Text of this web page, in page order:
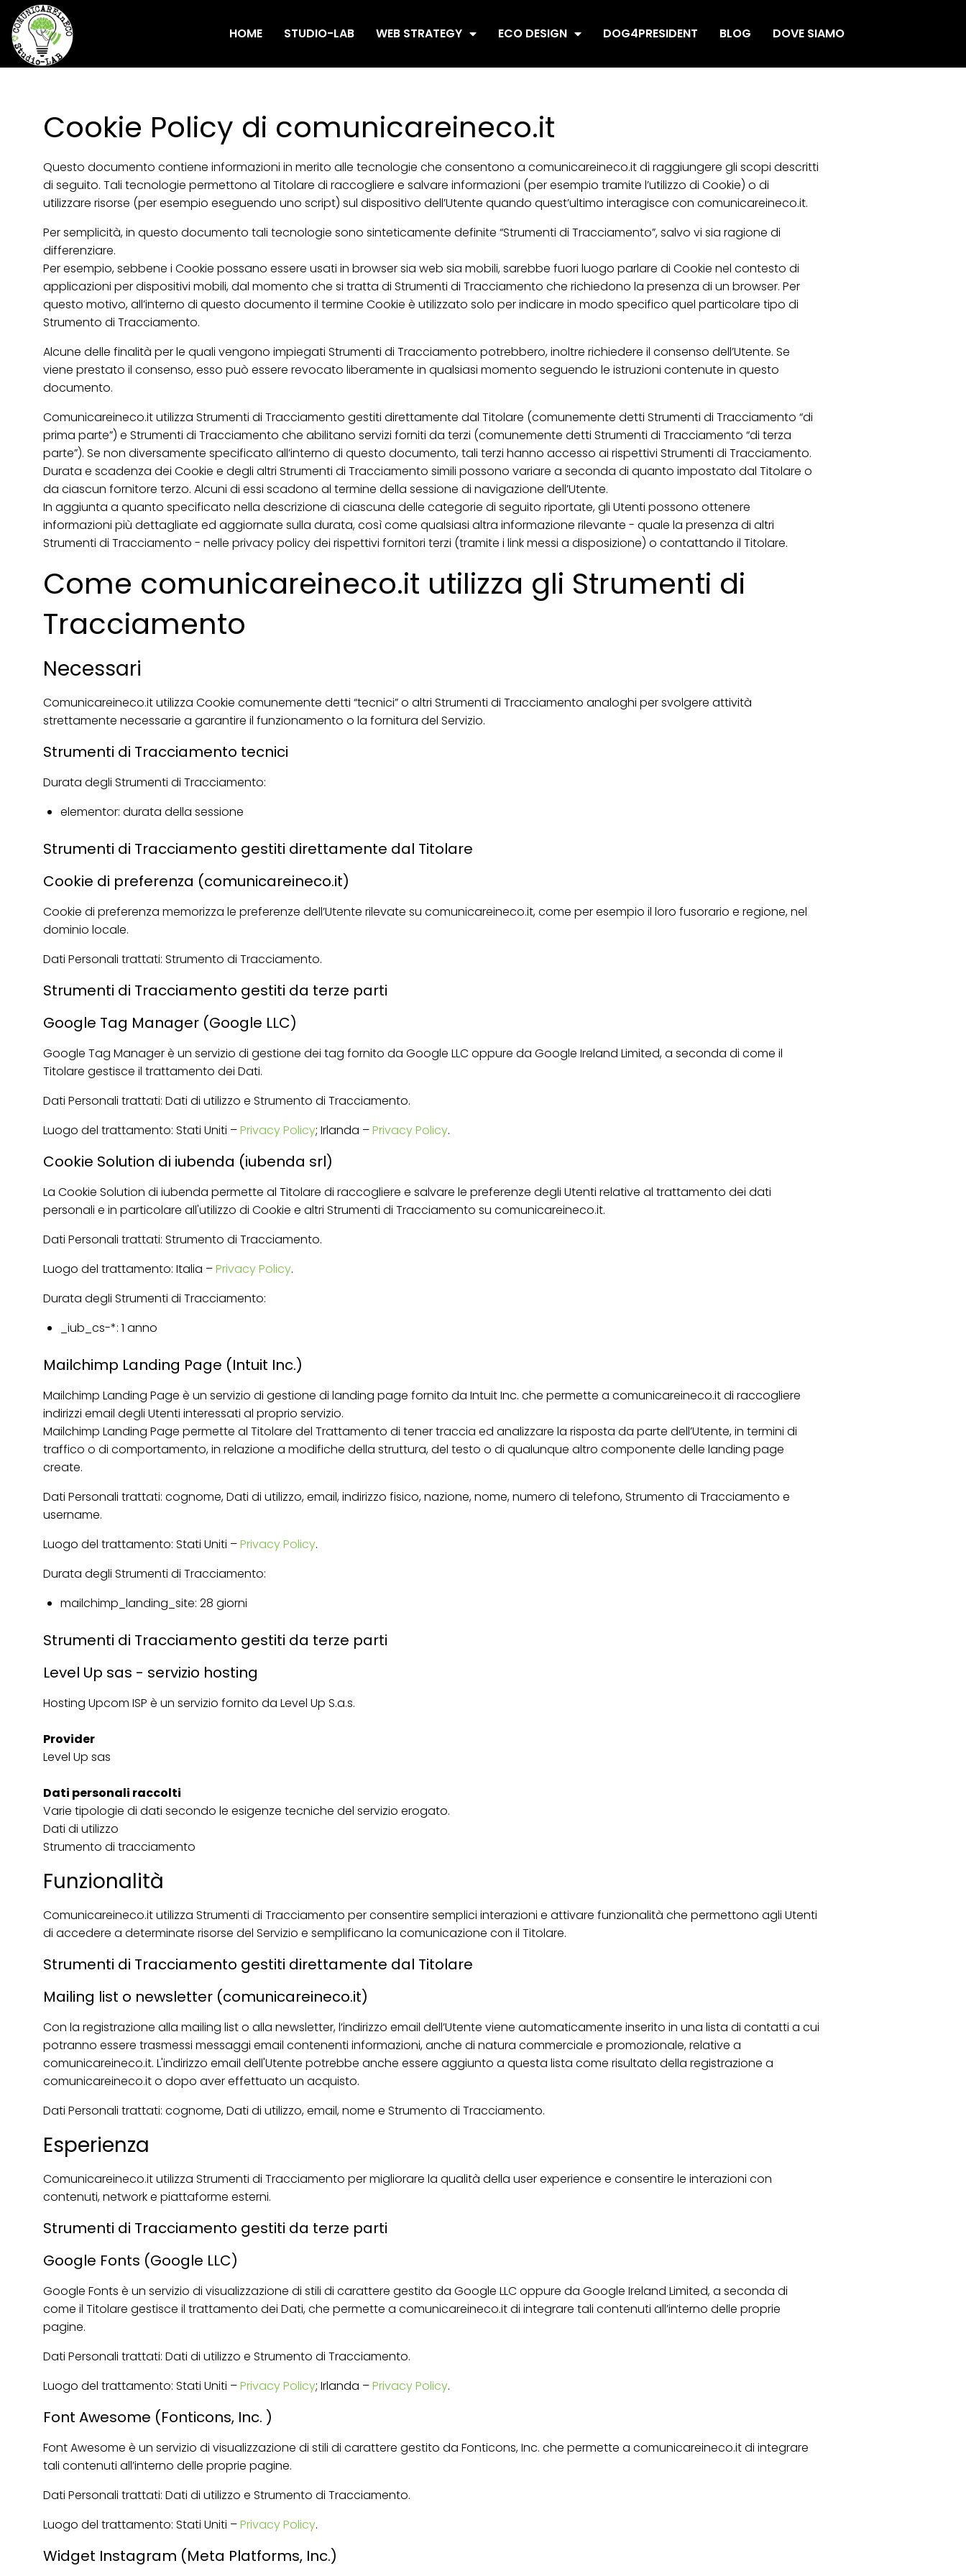
HOME STUDIO-LAB WEB STRATEGY ECO DESIGN DOG4PRESIDENT BLOG DOVE SIAMO
Cookie Policy di comunicareineco.it
Questo documento contiene informazioni in merito alle tecnologie che consentono a comunicareineco.it di raggiungere gli scopi descritti
di seguito. Tali tecnologie permettono al Titolare di raccogliere e salvare informazioni (per esempio tramite l’utilizzo di Cookie) o di
utilizzare risorse (per esempio eseguendo uno script) sul dispositivo dell’Utente quando quest’ultimo interagisce con comunicareineco.it.
Per semplicità, in questo documento tali tecnologie sono sinteticamente definite “Strumenti di Tracciamento”, salvo vi sia ragione di
differenziare.
Per esempio, sebbene i Cookie possano essere usati in browser sia web sia mobili, sarebbe fuori luogo parlare di Cookie nel contesto di
applicazioni per dispositivi mobili, dal momento che si tratta di Strumenti di Tracciamento che richiedono la presenza di un browser. Per
questo motivo, all’interno di questo documento il termine Cookie è utilizzato solo per indicare in modo specifico quel particolare tipo di
Strumento di Tracciamento.
Alcune delle finalità per le quali vengono impiegati Strumenti di Tracciamento potrebbero, inoltre richiedere il consenso dell’Utente. Se
viene prestato il consenso, esso può essere revocato liberamente in qualsiasi momento seguendo le istruzioni contenute in questo
documento.
Comunicareineco.it utilizza Strumenti di Tracciamento gestiti direttamente dal Titolare (comunemente detti Strumenti di Tracciamento “di
prima parte”) e Strumenti di Tracciamento che abilitano servizi forniti da terzi (comunemente detti Strumenti di Tracciamento “di terza
parte”). Se non diversamente specificato all’interno di questo documento, tali terzi hanno accesso ai rispettivi Strumenti di Tracciamento.
Durata e scadenza dei Cookie e degli altri Strumenti di Tracciamento simili possono variare a seconda di quanto impostato dal Titolare o
da ciascun fornitore terzo. Alcuni di essi scadono al termine della sessione di navigazione dell’Utente.
In aggiunta a quanto specificato nella descrizione di ciascuna delle categorie di seguito riportate, gli Utenti possono ottenere
informazioni più dettagliate ed aggiornate sulla durata, così come qualsiasi altra informazione rilevante - quale la presenza di altri
Strumenti di Tracciamento - nelle privacy policy dei rispettivi fornitori terzi (tramite i link messi a disposizione) o contattando il Titolare.
Come comunicareineco.it utilizza gli Strumenti di
Tracciamento
Necessari
Comunicareineco.it utilizza Cookie comunemente detti “tecnici” o altri Strumenti di Tracciamento analoghi per svolgere attività
strettamente necessarie a garantire il funzionamento o la fornitura del Servizio.
Strumenti di Tracciamento tecnici
Durata degli Strumenti di Tracciamento:
elementor: durata della sessione
Strumenti di Tracciamento gestiti direttamente dal Titolare
Cookie di preferenza (comunicareineco.it)
Cookie di preferenza memorizza le preferenze dell’Utente rilevate su comunicareineco.it, come per esempio il loro fusorario e regione, nel
dominio locale.
Dati Personali trattati: Strumento di Tracciamento.
Strumenti di Tracciamento gestiti da terze parti
Google Tag Manager (Google LLC)
Google Tag Manager è un servizio di gestione dei tag fornito da Google LLC oppure da Google Ireland Limited, a seconda di come il
Titolare gestisce il trattamento dei Dati.
Dati Personali trattati: Dati di utilizzo e Strumento di Tracciamento.
Luogo del trattamento: Stati Uniti –Privacy Policy; Irlanda –Privacy Policy.
Cookie Solution di iubenda (iubenda srl)
La Cookie Solution di iubenda permette al Titolare di raccogliere e salvare le preferenze degli Utenti relative al trattamento dei dati
personali e in particolare all'utilizzo di Cookie e altri Strumenti di Tracciamento su comunicareineco.it.
Dati Personali trattati: Strumento di Tracciamento.
Luogo del trattamento: Italia –Privacy Policy.
Durata degli Strumenti di Tracciamento:
_iub_cs-*: 1 anno
Mailchimp Landing Page (Intuit Inc.)
Mailchimp Landing Page è un servizio di gestione di landing page fornito da Intuit Inc. che permette a comunicareineco.it di raccogliere
indirizzi email degli Utenti interessati al proprio servizio.
Mailchimp Landing Page permette al Titolare del Trattamento di tener traccia ed analizzare la risposta da parte dell’Utente, in termini di
traffico o di comportamento, in relazione a modifiche della struttura, del testo o di qualunque altro componente delle landing page
create.
Dati Personali trattati: cognome, Dati di utilizzo, email, indirizzo fisico, nazione, nome, numero di telefono, Strumento di Tracciamento e
username.
Luogo del trattamento: Stati Uniti –Privacy Policy.
Durata degli Strumenti di Tracciamento:
mailchimp_landing_site: 28 giorni
Strumenti di Tracciamento gestiti da terze parti
Level Up sas - servizio hosting
Hosting Upcom ISP è un servizio fornito da Level Up S.a.s.
Provider
Level Up sas
Dati personali raccolti
Varie tipologie di dati secondo le esigenze tecniche del servizio erogato.
Dati di utilizzo
Strumento di tracciamento
Funzionalità
Comunicareineco.it utilizza Strumenti di Tracciamento per consentire semplici interazioni e attivare funzionalità che permettono agli Utenti
di accedere a determinate risorse del Servizio e semplificano la comunicazione con il Titolare.
Strumenti di Tracciamento gestiti direttamente dal Titolare
Mailing list o newsletter (comunicareineco.it)
Con la registrazione alla mailing list o alla newsletter, l’indirizzo email dell’Utente viene automaticamente inserito in una lista di contatti a cui
potranno essere trasmessi messaggi email contenenti informazioni, anche di natura commerciale e promozionale, relative a
comunicareineco.it. L'indirizzo email dell'Utente potrebbe anche essere aggiunto a questa lista come risultato della registrazione a
comunicareineco.it o dopo aver effettuato un acquisto.
Dati Personali trattati: cognome, Dati di utilizzo, email, nome e Strumento di Tracciamento.
Esperienza
Comunicareineco.it utilizza Strumenti di Tracciamento per migliorare la qualità della user experience e consentire le interazioni con
contenuti, network e piattaforme esterni.
Strumenti di Tracciamento gestiti da terze parti
Google Fonts (Google LLC)
Google Fonts è un servizio di visualizzazione di stili di carattere gestito da Google LLC oppure da Google Ireland Limited, a seconda di
come il Titolare gestisce il trattamento dei Dati, che permette a comunicareineco.it di integrare tali contenuti all’interno delle proprie
pagine.
Dati Personali trattati: Dati di utilizzo e Strumento di Tracciamento.
Luogo del trattamento: Stati Uniti –Privacy Policy; Irlanda –Privacy Policy.
Font Awesome (Fonticons, Inc. )
Font Awesome è un servizio di visualizzazione di stili di carattere gestito da Fonticons, Inc. che permette a comunicareineco.it di integrare
tali contenuti all’interno delle proprie pagine.
Dati Personali trattati: Dati di utilizzo e Strumento di Tracciamento.
Luogo del trattamento: Stati Uniti –Privacy Policy.
Widget Instagram (Meta Platforms, Inc.)